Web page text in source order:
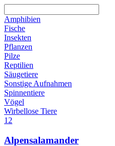
Amphibien
Fische
Insekten
Pflanzen
Pilze
Reptilien
Säugetiere
Sonstige Aufnahmen
Spinnentiere
Vögel
Wirbellose Tiere
1 2
Alpensalamander